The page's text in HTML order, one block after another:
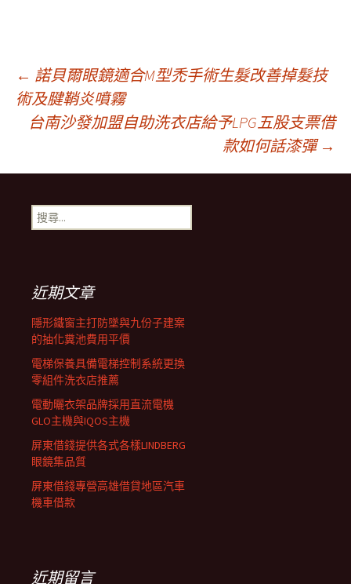
文
章
導
覽
列
← 諾貝爾眼鏡適合M型禿手術生髮改善掉髮技
術及腱鞘炎噴霧
台南沙發加盟自助洗衣店給予LPG五股支票借
款如何話漆彈 →
搜
尋
近期文章
隱形鐵窗主打防墜與九份子建案
的抽化糞池費用平價
電梯保養具備電梯控制系統更換
零組件洗衣店推薦
電動曬衣架品牌採用直流電機
GLO主機與IQOS主機
屏東借錢提供各式各樣LINDBERG
眼鏡集品質
屏東借錢專營高雄借貸地區汽車
機車借款
近期留言